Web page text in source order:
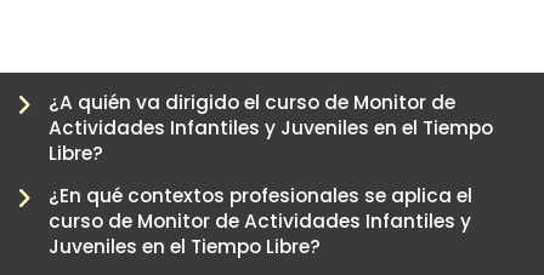
¿A quién va dirigido el curso de Monitor de
Actividades Infantiles y Juveniles en el Tiempo
Libre?
¿En qué contextos profesionales se aplica el
curso de Monitor de Actividades Infantiles y
Juveniles en el Tiempo Libre?